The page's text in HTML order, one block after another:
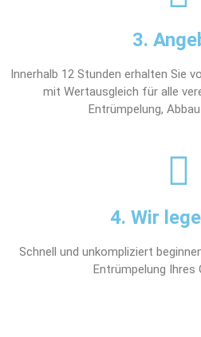
3.
Innerhalb 12 Stunden erhalten Sie
mit Wertausgleich für alle
Entrümpelung,
4. Wir
Schnell und unkompliziert
Entrümpelung Ihres